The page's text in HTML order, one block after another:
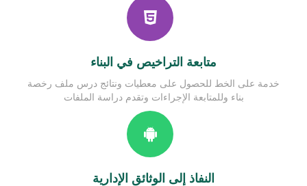
متابعة التراخيص في البناء
خدمة على الخط للحصول على معطيات ونتائج درس ملف رخصة
بناء وللمتابعة الإجراءات وتقدم دراسة الملفات
النفاذ إلى الوثائق الإدارية